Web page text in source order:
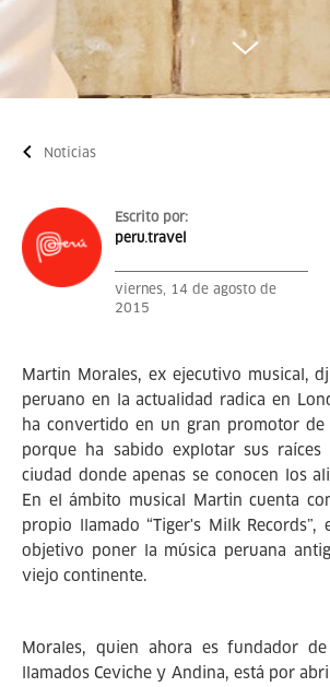
Noticias
Escrito por:
peru.travel
viernes, 14 de agosto de
2015
Martin Morales, ex ejecutivo musical,
peruano en la actualidad radica en
ha convertido en un gran promotor de
porque ha sabido explotar sus raíces
ciudad donde apenas se conocen los
En el ámbito musical Martin cuenta
propio llamado “Tiger's Milk Records”,
objetivo poner la música peruana
viejo continente.
Morales, quien ahora es fundador
llamados Ceviche y Andina, está por